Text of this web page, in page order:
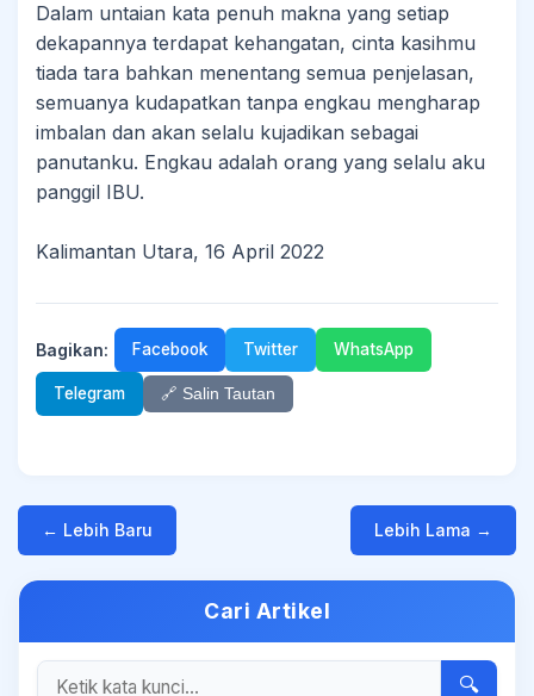
Dalam untaian kata penuh makna yang setiap
dekapannya terdapat kehangatan, cinta kasihmu
tiada tara bahkan menentang semua penjelasan,
semuanya kudapatkan tanpa engkau mengharap
imbalan dan akan selalu kujadikan sebagai
panutanku. Engkau adalah orang yang selalu aku
panggil IBU.
Kalimantan Utara, 16 April 2022
Bagikan: Facebook Twitter WhatsApp
Telegram 🔗 Salin Tautan
← Lebih Baru Lebih Lama →
Cari Artikel
🔍